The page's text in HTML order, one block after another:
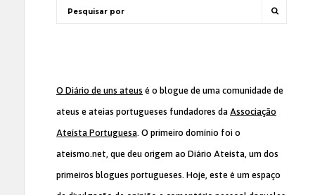
O Diário de uns ateus é o blogue de uma comunidade de
ateus e ateias portugueses fundadores da Associação
Ateísta Portuguesa. O primeiro domínio foi o
ateismo.net, que deu origem ao Diário Ateísta, um dos
primeiros blogues portugueses. Hoje, este é um espaço